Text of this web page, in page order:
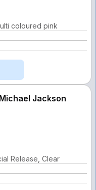
coloured pink
Jackson
Release, Clear